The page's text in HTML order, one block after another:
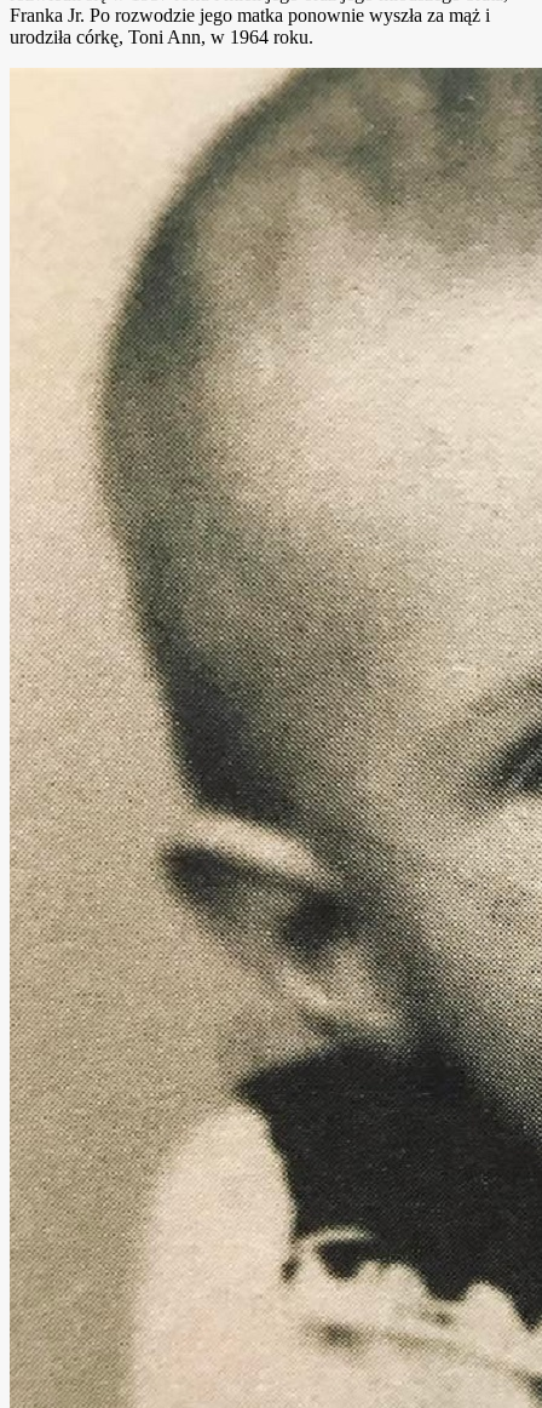
Franka Jr. Po rozwodzie jego matka ponownie wyszła za mąż i
urodziła córkę, Toni Ann, w 1964 roku.